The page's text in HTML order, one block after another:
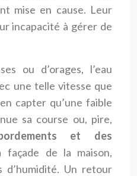
mise en cause. Leur
incapacité à gérer de
ou d’orages, l’eau
une telle vitesse que
capter qu’une faible
sa course ou, pire,
et des
façade de la maison,
d’humidité. Un retour